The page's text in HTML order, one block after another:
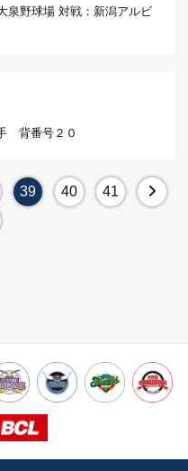
泉野球場 対戦：新潟アルビ
背番号２０
39 40 41